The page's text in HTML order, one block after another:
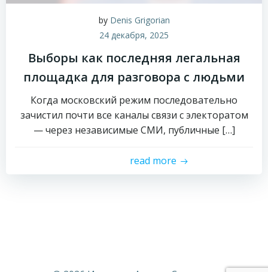
by Denis Grigorian
24 декабря, 2025
Выборы как последняя легальная
площадка для разговора с людьми
Когда московский режим последовательно
зачистил почти все каналы связи с электоратом
— через независимые СМИ, публичные […]
read more